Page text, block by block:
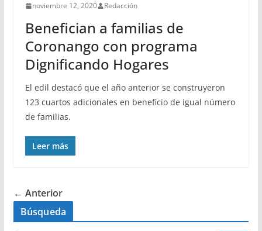
noviembre 12, 2020 Redacción
Benefician a familias de
Coronango con programa
Dignificando Hogares
El edil destacó que el año anterior se construyeron
123 cuartos adicionales en beneficio de igual número
de familias.
Leer más
← Anterior
Búsqueda